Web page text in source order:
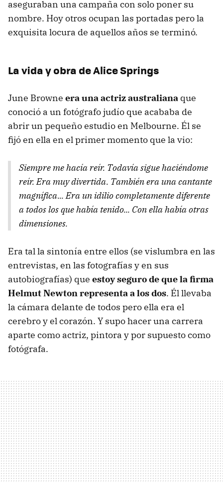
aseguraban una campaña con solo poner su
nombre. Hoy otros ocupan las portadas pero la
exquisita locura de aquellos años se terminó.
La vida y obra de Alice Springs
June Browne era una actriz australiana que
conoció a un fotógrafo judío que acababa de
abrir un pequeño estudio en Melbourne. Él se
fijó en ella en el primer momento que la vio:
Siempre me hacía reír. Todavía sigue haciéndome
reír. Era muy divertida. También era una cantante
magnífica... Era un idilio completamente diferente
a todos los que había tenido... Con ella había otras
dimensiones.
Era tal la sintonía entre ellos (se vislumbra en las
entrevistas, en las fotografías y en sus
autobiografías) que estoy seguro de que la firma
Helmut Newton representa a los dos. Él llevaba
la cámara delante de todos pero ella era el
cerebro y el corazón. Y supo hacer una carrera
aparte como actriz, pintora y por supuesto como
fotógrafa.